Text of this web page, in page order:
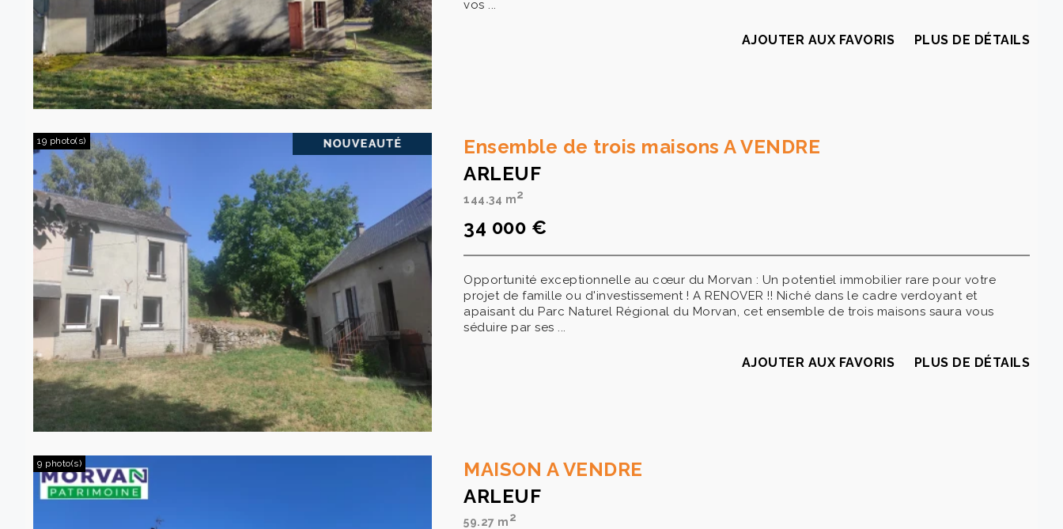
vos ...
AJOUTER AUX FAVORIS PLUS DE DÉTAILS
19 photo(s)
Ensemble de trois maisons A VENDRE
ARLEUF
144.34 m2
34 000 €
Opportunité exceptionnelle au cœur du Morvan : Un potentiel immobilier rare pour votre
projet de famille ou d'investissement ! A RENOVER !! Niché dans le cadre verdoyant et
apaisant du Parc Naturel Régional du Morvan, cet ensemble de trois maisons saura vous
séduire par ses ...
AJOUTER AUX FAVORIS PLUS DE DÉTAILS
9 photo(s)
MAISON A VENDRE
ARLEUF
59.27 m2